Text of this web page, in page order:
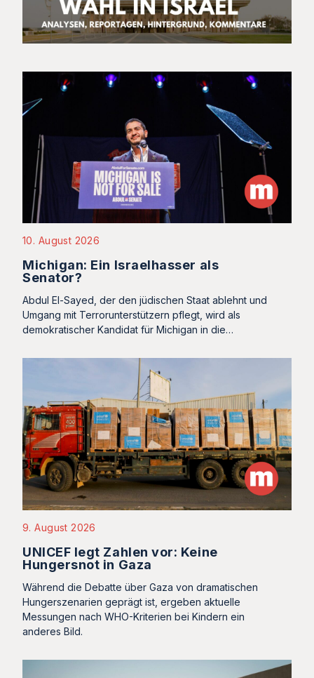
10. August 2026
Michigan: Ein Israelhasser als
Senator?
Abdul El-Sayed, der den jüdischen Staat ablehnt und
Umgang mit Terrorunterstützern pflegt, wird als
demokratischer Kandidat für Michigan in die…
9. August 2026
UNICEF legt Zahlen vor: Keine
Hungersnot in Gaza
Während die Debatte über Gaza von dramatischen
Hungerszenarien geprägt ist, ergeben aktuelle
Messungen nach WHO-Kriterien bei Kindern ein
anderes Bild.